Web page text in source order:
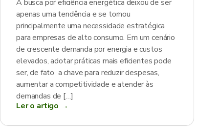
A busca por eficiência energética deixou de ser
apenas uma tendência e se tornou
principalmente uma necessidade estratégica
para empresas de alto consumo. Em um cenário
de crescente demanda por energia e custos
elevados, adotar práticas mais eficientes pode
ser, de fato a chave para reduzir despesas,
aumentar a competitividade e atender às
demandas de […]
Ler o artigo →